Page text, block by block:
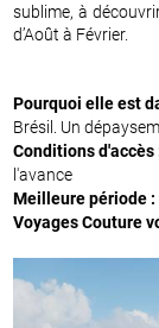
sublime, à
d’Août à Février.
Pourquoi elle est
Brésil. Un
Conditions d'accès
l'avance
Meilleure période :
Voyages Couture